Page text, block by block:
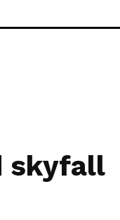
skyfall